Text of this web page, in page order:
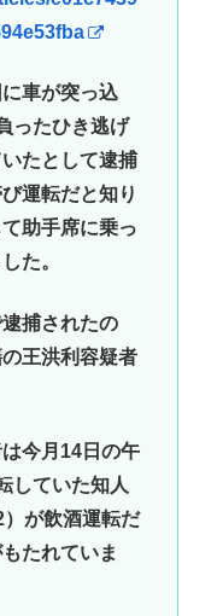
車が突っ込
ったひき逃げ
たとして逮捕
運転だと知り
助手席に乗っ
た。
捕されたの
王洪利容疑者
今月14日の午
していた知人
が飲酒運転だ
たれていま